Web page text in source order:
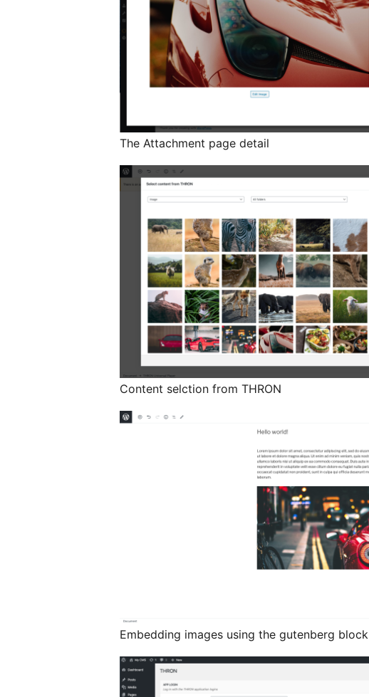
The Attachment page detail
Content selction from THRON
Embedding images using the gutenberg block